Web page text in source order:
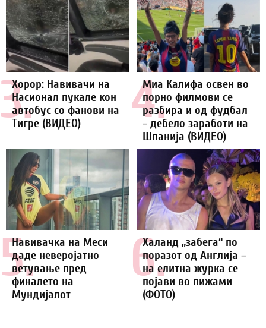
3.
Хорор: Навивачи на
Насионал пукале кон
автобус со фанови на
Тигре (ВИДЕО)
4.
Миа Калифа освен во
порно филмови се
разбира и од фудбал
- дебело заработи на
Шпанија (ВИДЕО)
5.
Навивачка на Меси
даде неверојатно
ветување пред
финалето на
Мундијалот
6.
Халанд „забега“ по
поразот од Англија –
на елитна журка се
појави во пижами
(ФОТО)